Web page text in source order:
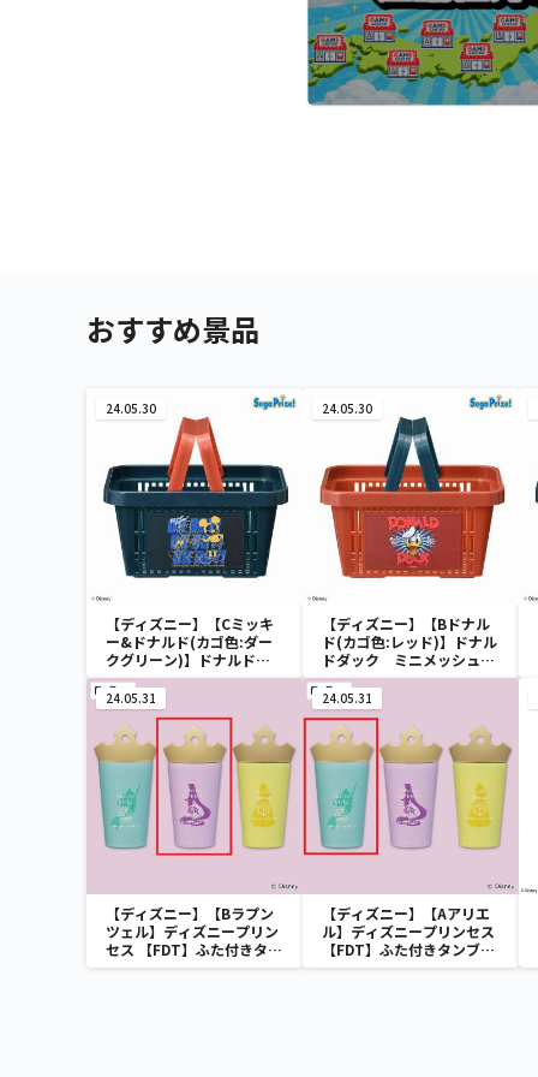
おすすめ景品
24.05.30
【ディズニー】【Cミッキ
ー&ドナルド(カゴ色:ダー
クグリーン)】ドナルドダ
ック ミニメッシュカゴ
24.05.30
【ディズニー】【Bドナル
ド(カゴ色:レッド)】ドナル
ドダック ミニメッシュカ
ゴ
24.05.31
【ディズニー】【Bラプン
ツェル】ディズニープリン
セス 【FDT】ふた付きタン
ブラー
24.05.31
【ディズニー】【Aアリエ
ル】ディズニープリンセス
【FDT】ふた付きタンブラ
ー